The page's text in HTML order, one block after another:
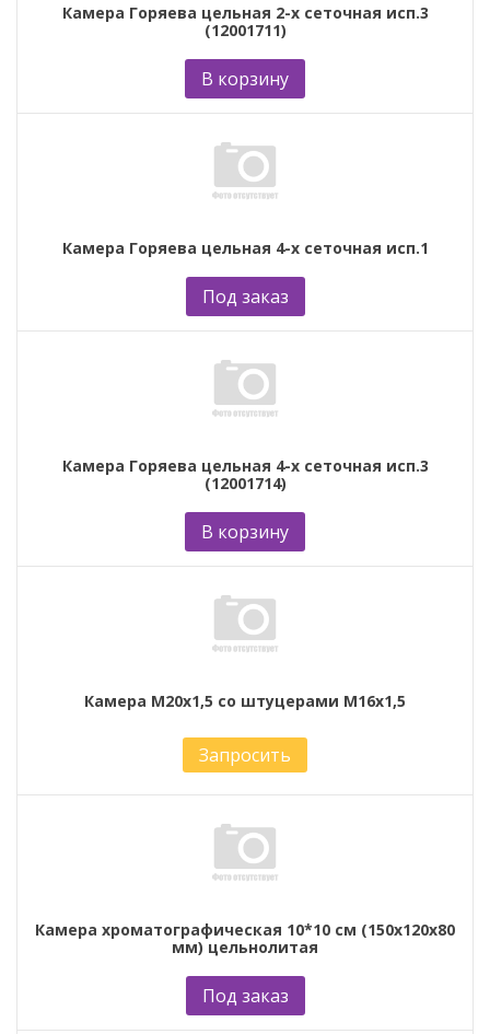
Камера Горяева цельная 2-х сеточная исп.3
(12001711)
В корзину
Камера Горяева цельная 4-х сеточная исп.1
Под заказ
Камера Горяева цельная 4-х сеточная исп.3
(12001714)
В корзину
Камера М20х1,5 со штуцерами М16х1,5
Запросить
Камера хроматографическая 10*10 см (150х120х80
мм) цельнолитая
Под заказ